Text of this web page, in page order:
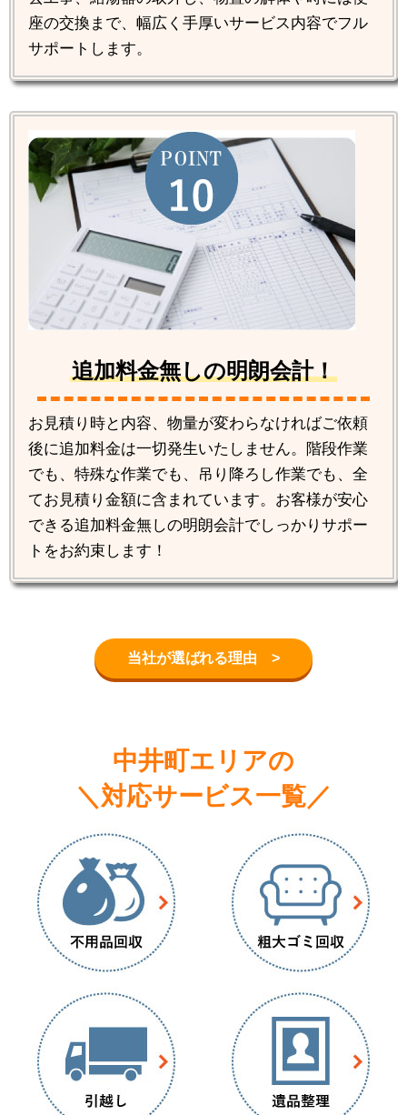
座の交換まで、幅広く手厚いサービス内容でフル
サポートします。
追加料金無しの明朗会計！
お見積り時と内容、物量が変わらなければご依頼
後に追加料金は一切発生いたしません。階段作業
でも、特殊な作業でも、吊り降ろし作業でも、全
てお見積り金額に含まれています。お客様が安心
できる追加料金無しの明朗会計でしっかりサポー
トをお約束します！
当社が選ばれる理由 >
中井町エリアの
＼対応サービス一覧／